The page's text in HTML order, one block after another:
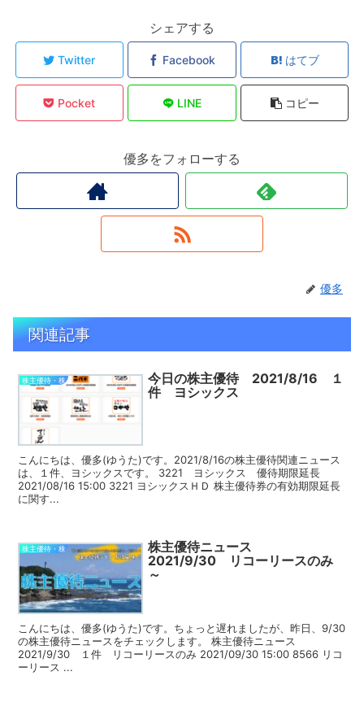
シェアする
Twitter Facebook はてブ
Pocket LINE コピー
優多をフォローする
優多
関連記事
株主優待・株
今日の株主優待 2021/8/16 １
件 ヨシックス
こんにちは、優多(ゆうた)です。2021/8/16の株主優待関連ニュース
は、１件、ヨシックスです。 3221 ヨシックス 優待期限延長
2021/08/16 15:00 3221 ヨシックスＨＤ 株主優待券の有効期限延長
に関す...
株主優待・株
株主優待ニュース
2021/9/30 リコーリースのみ
～
こんにちは、優多(ゆうた)です。ちょっと遅れましたが、昨日、9/30
の株主優待ニュースをチェックします。 株主優待ニュース
2021/9/30 １件 リコーリースのみ 2021/09/30 15:00 8566 リコ
ーリース ...